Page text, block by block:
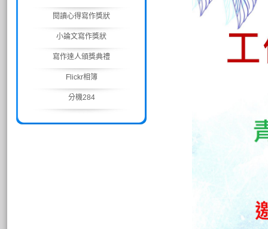
閱讀心得寫作獎狀
小論文寫作獎狀
寫作達人頒獎典禮
Flickr相簿
分機284